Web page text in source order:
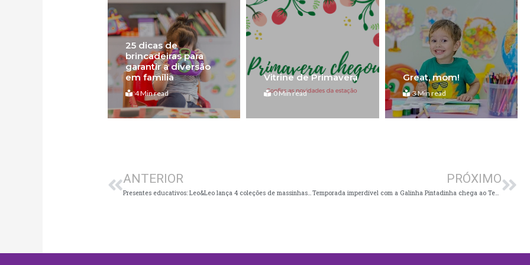
25 dicas de
brincadeiras para
garantir a diversão
em família
4 Min read
Vitrine de Primavera
0 Min read
Great, mom!
3 Min read
ANTERIOR
Presentes educativos: Leo&Leo lança 4 coleções de massinhas com 12 opções diferentes
PRÓXIMO
Temporada imperdível com a Galinha Pintadinha chega ao Teatro Oficina do Estudante Iguatemi